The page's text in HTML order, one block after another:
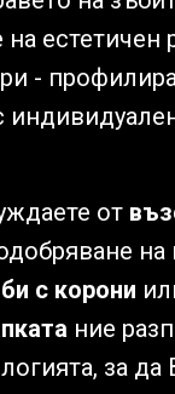
естетичен
-
от
с корони
ние
за